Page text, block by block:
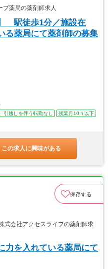
薬局の薬剤師求人
駅徒歩1分／施設在
る薬局にて薬剤師の募集
引越しを伴う転勤なし
残業月10ｈ以下
この求人に興味がある
保存する
会社アクセスライフの薬剤師求
力を入れている薬局にて